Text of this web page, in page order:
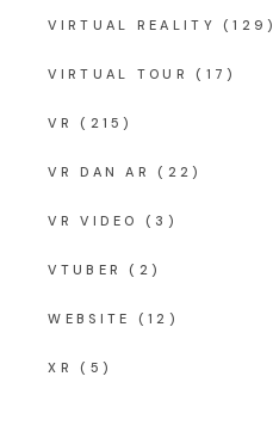
VIRTUAL REALITY (129)
VIRTUAL TOUR (17)
VR (215)
VR DAN AR (22)
VR VIDEO (3)
VTUBER (2)
WEBSITE (12)
XR (5)